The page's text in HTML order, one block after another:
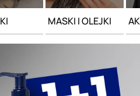
MASKI I OLEJKI